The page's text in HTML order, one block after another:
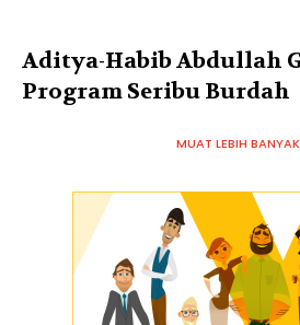
Aditya-Habib Abdullah
Program Seribu Burdah
MUAT LEBIH BANYAK